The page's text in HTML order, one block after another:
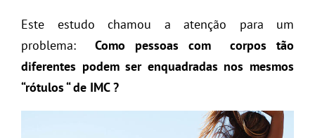
Este estudo chamou a atenção para um
problema:Como pessoas com corpos tão
diferentes podem ser enquadradas nos mesmos
“rótulos “ de IMC ?